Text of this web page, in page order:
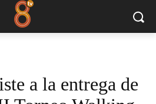
a la entrega de